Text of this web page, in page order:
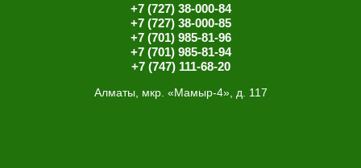
+7 (727) 38-000-84
+7 (727) 38-000-85
+7 (701) 985-81-96
+7 (701) 985-81-94
+7 (747) 111-68-20
Алматы, мкр. «Мамыр-4», д. 117